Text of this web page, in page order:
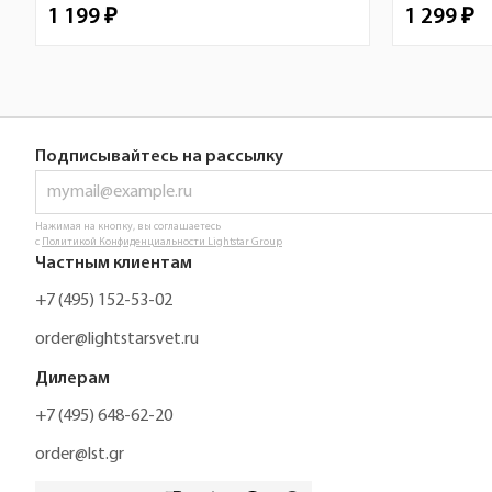
1 199 ₽ 1 299 ₽
Подписывайтесь на рассылку
Нажимая на кнопку, вы соглашаетесь
с Политикой Конфиденциальности Lightstar Group
Частным клиентам
+7 (495) 152-53-02
order@lightstarsvet.ru
Дилерам
+7 (495) 648-62-20
order@lst.gr